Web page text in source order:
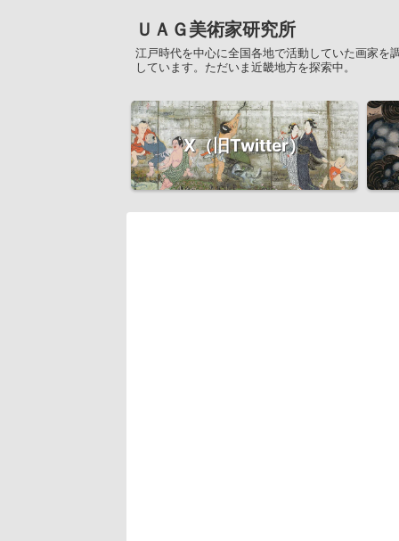
ＵＡＧ美術家研究所
江戸時代を中心に全国各地で活動していた画家を
しています。ただいま近畿地方を探索中。
X（旧Twitter）